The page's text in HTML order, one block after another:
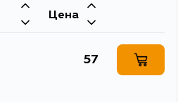
Цена
57